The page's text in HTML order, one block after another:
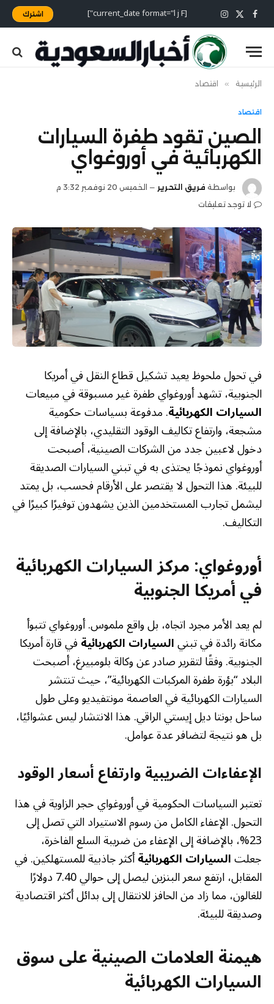
فيسبوك
X
(Twitter)
الانستغرام [current_date format="l j F"] اشترك
الرئيسية » اقتصاد
اقتصاد
الصين تقود طفرة السيارات
الكهربائية في أوروغواي
بواسطة فريق التحرير
الخميس 20 نوفمبر 3:32 م
لا توجد تعليقات
في تحول ملحوظ يعيد تشكيل قطاع النقل في أمريكا
الجنوبية، تشهد أوروغواي طفرة غير مسبوقة في مبيعات
السيارات الكهربائية. مدفوعة بسياسات حكومية
مشجعة، وارتفاع تكاليف الوقود التقليدي، بالإضافة إلى
دخول لاعبين جدد من الشركات الصينية، أصبحت
أوروغواي نموذجًا يحتذى به في تبني السيارات الصديقة
للبيئة. هذا التحول لا يقتصر على الأرقام فحسب، بل يمتد
ليشمل تجارب المستخدمين الذين يشهدون توفيرًا كبيرًا في
التكاليف.
أوروغواي: مركز السيارات الكهربائية
في أمريكا الجنوبية
لم يعد الأمر مجرد اتجاه، بل واقع ملموس. أوروغواي تتبوأ
مكانة رائدة في تبنيالسيارات الكهربائيةفي قارة أمريكا
الجنوبية. وفقًا لتقرير صادر عن وكالة بلومبيرغ، أصبحت
البلاد “بؤرة طفرة المركبات الكهربائية”، حيث تنتشر
السيارات الكهربائية في العاصمة مونتفيديو وعلى طول
ساحل بونتا ديل إيستي الراقي. هذا الانتشار ليس عشوائيًا،
بل هو نتيجة لتضافر عدة عوامل.
الإعفاءات الضريبية وارتفاع أسعار الوقود
تعتبر السياسات الحكومية في أوروغواي حجر الزاوية في هذا
التحول. الإعفاء الكامل من رسوم الاستيراد التي تصل إلى
23%، بالإضافة إلى الإعفاء من ضريبة السلع الفاخرة،
جعلتالسيارات الكهربائيةأكثر جاذبية للمستهلكين. في
المقابل، ارتفع سعر البنزين ليصل إلى حوالي 7.40 دولارًا
للغالون، مما زاد من الحافز للانتقال إلى بدائل أكثر اقتصادية
وصديقة للبيئة.
هيمنة العلامات الصينية على سوق
السيارات الكهربائية